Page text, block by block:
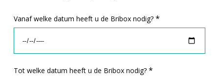
Vanaf welke datum heeft u de Bribox nodig? *
Tot welke datum heeft u de Bribox nodig? *